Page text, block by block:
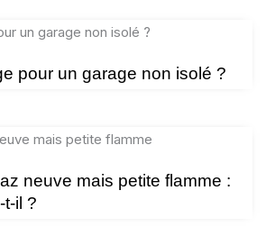
pour un garage non isolé ?
neuve mais petite flamme :
il ?